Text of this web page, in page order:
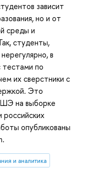
зависит
но и от
среды и
студенты,
в
тестами по
их сверстники с
Это
на выборке
российских
опубликованы
и аналитика